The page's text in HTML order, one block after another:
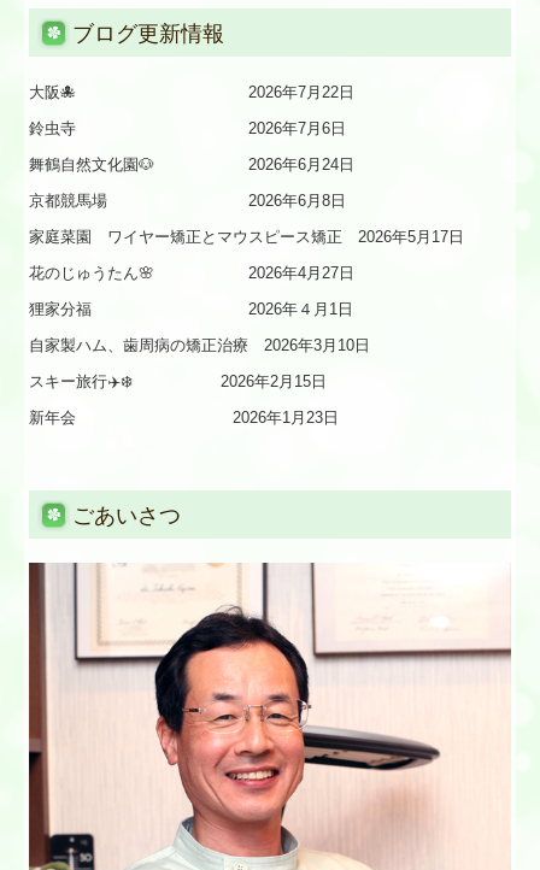
ブログ更新情報
大阪🐙 2026年7月22日
鈴虫寺 2026年7月6日
舞鶴自然文化園🐶 2026年6月24日
京都競馬場 2026年6月8日
家庭菜園 ワイヤー矯正とマウスピース矯正 2026年5月17日
花のじゅうたん🌸 2026年4月27日
狸家分福 2026年４月1日
自家製ハム、歯周病の矯正治療 2026年3月10日
スキー旅行✈️❄️ 2026年2月15日
新年会 2026年1月23日
ごあいさつ